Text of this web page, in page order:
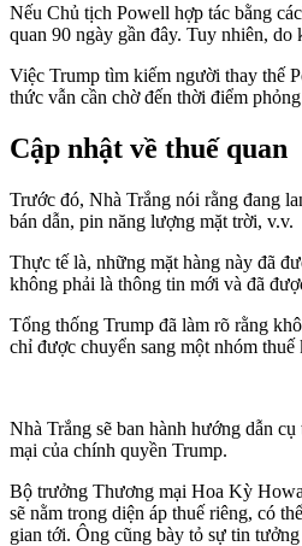
Nếu Chủ tịch Powell hợp tác bằng
quan 90 ngày gần đây. Tuy nhiên,
Việc Trump tìm kiếm người thay thế
thức vẫn cần chờ đến thời điểm
Cập nhật về thuế quan
Trước đó, Nhà Trắng nói rằng đang
bán dẫn, pin năng lượng mặt trời, v.v.
Thực tế là, những mặt hàng này đã
không phải là thông tin mới và đã
Tổng thống Trump đã làm rõ rằng
chỉ được chuyển sang một nhóm
Nhà Trắng sẽ ban hành hướng dẫn
mại của chính quyền Trump.
Bộ trưởng Thương mại Hoa Kỳ
sẽ nằm trong diện áp thuế riêng, có
gian tới. Ông cũng bày tỏ sự tin